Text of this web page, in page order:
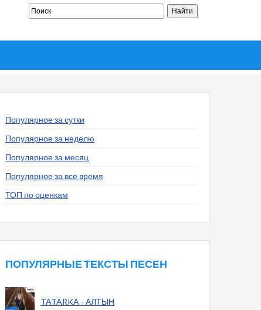
Популярное за сутки
Популярное за неделю
Популярное за месяц
Популярное за все время
ТОП по оценкам
ПОПУЛЯРНЫЕ ТЕКСТЫ ПЕСЕН
TATARKA - АЛТЫН